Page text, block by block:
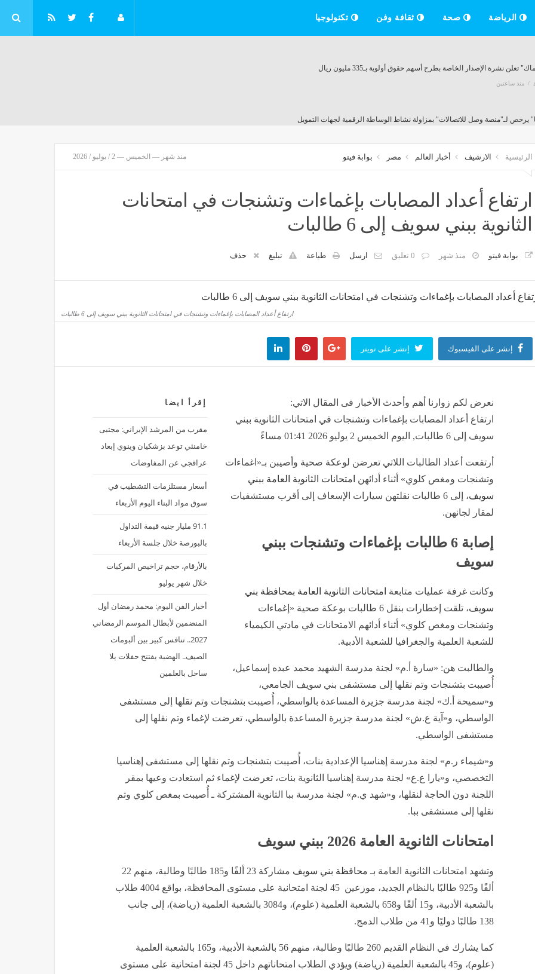
الرياضة صحة ثقافة وفن تكنولوجيا
تعلن نشرة الإصدار الخاصة بطرح أسهم حقوق أولوية بـ335 مليون ريال
منذ ساعتين
يرخص لـ"منصة وصل للاتصالات" بمزاولة نشاط الوساطة الرقمية لجهات التمويل
منذ ساعتين
يرتفع طفيفاً وسط آمال التوصل لاتفاق بشأن فتح هرمز إقتصاد منذ ساعتين
إقتصاد منذ ساعتين
سلاسل الإمداد يهبط أرباح "أنابيب" 74% في الربع الثاني 2026
منذ ساعتين
أرباح "أسمنت المدينة" تهبط 60% في الربع الثاني لانخفاض المبيعات وارتفاع التكلفة
للحديد" تقفز 304% بالربع الثاني للعام 2026 لزيادة المبيعات
ارتفاع إنتاجية العمل في أمريكا مع خفض التكاليف
الرئيسية الارشيف أخبار العالم مصر بوابة فيتو منذ شهر — الخميس — 2 / يوليو / 2026
ارتفاع أعداد المصابات بإغماءات وتشنجات في امتحانات
الثانوية ببني سويف إلى 6 طالبات
بوابة فيتو منذ شهر 0 تعليق ارسل طباعة تبليغ حذف
ارتفاع أعداد المصابات بإغماءات وتشنجات في امتحانات الثانوية ببني سويف إلى 6 طالبات
إنشر على الفيسبوك إنشر على تويتر
إقرأ ايضا
مقرب من المرشد الإيراني: مجتبى
خامنئي توعد بزشكيان وينوي إبعاد
عراقجي عن المفاوضات
أسعار مستلزمات التشطيب في
سوق مواد البناء اليوم الأربعاء
91.1 مليار جنيه قيمة التداول
بالبورصة خلال جلسة الأربعاء
بالأرقام، حجم تراخيص المركبات
خلال شهر يوليو
أخبار الفن اليوم: محمد رمضان أول
المنضمين لأبطال الموسم الرمضاني
2027.. تنافس كبير بين ألبومات
الصيف.. الهضبة يفتتح حفلات يلا
ساحل بالعلمين
نعرض لكم زوارنا أهم وأحدث الأخبار فى المقال الاتي:
ارتفاع أعداد المصابات بإغماءات وتشنجات في امتحانات الثانوية ببني
سويف إلى 6 طالبات, اليوم الخميس 2 يوليو 2026 01:41 مساءً
أرتفعت أعداد الطالبات اللاتي تعرضن لوعكة صحية وأصيبن بـ«اغماءات
وتشنجات ومغص كلوي» أثناء أدائهن امتحانات الثانوية العامة ببني
سويف
، إلى 6 طالبات نقلتهن سيارات الإسعاف إلى أقرب مستشفيات
لمقار لجانهن.
إصابة 6 طالبات بإغماءات وتشنجات ببني
سويف
وكانت غرفة عمليات متابعة امتحانات الثانوية العامة بمحافظة بني
سويف
، تلقت إخطارات بنقل 6 طالبات بوعكة صحية «إغماءات
وتشنجات ومغص كلوي» أثناء أدائهم الامتحانات في مادتي الكيمياء
للشعبة العلمية والجغرافيا للشعبة الأدبية.
والطالبت هن: «سارة أ.م» لجنة مدرسة الشهيد محمد عبده إسماعيل،
أُصيبت بتشنجات وتم نقلها إلى مستشفى بني سويف الجامعي،
و«سميحة أ.ك» لجنة مدرسة جزيرة المساعدة بالواسطي، أُصيبت بتشنجات وتم نقلها إلى مستشفى
الواسطي، و«آية ع.ش» لجنة مدرسة جزيرة المساعدة بالواسطي، تعرضت لإغماء وتم نقلها إلى
مستشفى الواسطي.
و«شيماء ر.م» لجنة مدرسة إهناسيا الإعدادية بنات، أُصيبت بتشنجات وتم نقلها إلى مستشفى إهناسيا
التخصصي، و«يارا ع.ع» لجنة مدرسة إهناسيا الثانوية بنات، تعرضت لإغماء ثم استعادت وعيها بمقر
اللجنة دون الحاجة لنقلها، و«شهد ي.م» لجنة مدرسة ببا الثانوية المشتركة ـ أُصيبت بمغص كلوي وتم
نقلها إلى مستشفى ببا.
امتحانات الثانوية العامة 2026 ببني سويف
وتشهد امتحانات الثانوية العامة بـ محافظة بني سويف
مشاركة 23 ألفًا و185 طالبًا وطالبة، منهم 22
ألفًا و925 طالبًا بالنظام الجديد، موزعين 45 لجنة امتحانية على مستوى المحافظة، بواقع 4004 طلاب
بالشعبة الأدبية، و15 ألفًا و658 بالشعبة العلمية (علوم)، و3084 بالشعبة العلمية (رياضة)، إلى جانب
138 طالبًا دوليًا و41 من طلاب الدمج.
كما يشارك في النظام القديم 260 طالبًا وطالبة، منهم 56 بالشعبة الأدبية، و165 بالشعبة العلمية
(علوم)، و45 بالشعبة العلمية (رياضة) ويؤدي الطلاب امتحاناتهم داخل 45 لجنة امتحانية على مستوى